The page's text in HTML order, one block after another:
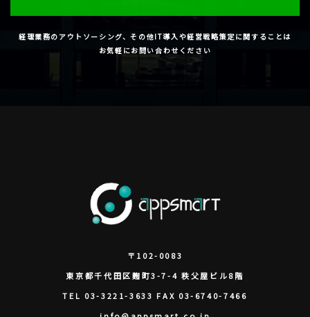
経理業務のアウトソーシング、その他IT導入や経営戦略策定に関することは
お気軽にお問い合わせください
〒102-0083
東京都千代田区麹町3-7-4 秩父屋ビル8階
TEL 03-3221-3633 FAX 03-6740-7466